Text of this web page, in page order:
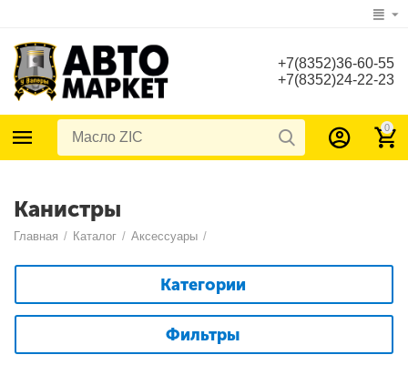
+7(8352)36-60-55
+7(8352)24-22-23
0
Канистры
Главная / Каталог / Аксессуары /
Категории
Фильтры